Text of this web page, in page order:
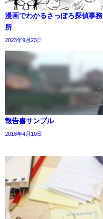
漫画でわかるさっぽろ探偵事務
所
2023年9月23日
報告書サンプル
2018年4月10日